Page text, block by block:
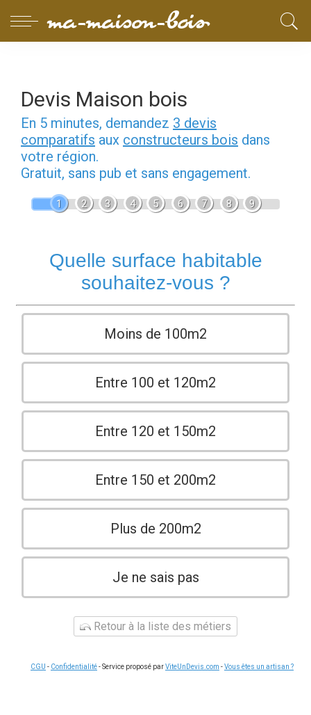
Devis Maison bois
En 5 minutes, demandez 3 devis
comparatifs aux constructeurs bois dans
votre région.
Gratuit, sans pub et sans engagement.
1 2 3 4 5 6 7 8 9
Quelle surface habitable
souhaitez-vous ?
Moins de 100m2
Entre 100 et 120m2
Entre 120 et 150m2
Entre 150 et 200m2
Plus de 200m2
Je ne sais pas
Retour à la liste des métiers
CGU - Confidentialité- Service proposé parViteUnDevis.com -Vous êtes un artisan ?